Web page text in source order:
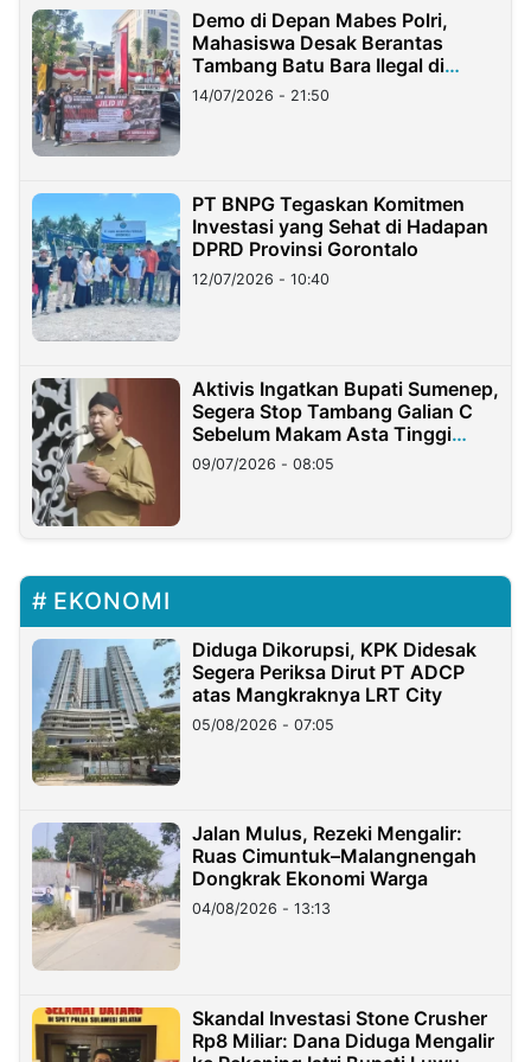
Demo di Depan Mabes Polri,
Mahasiswa Desak Berantas
Tambang Batu Bara Ilegal di
Lampung
14/07/2026 - 21:50
PT BNPG Tegaskan Komitmen
Investasi yang Sehat di Hadapan
DPRD Provinsi Gorontalo
12/07/2026 - 10:40
Aktivis Ingatkan Bupati Sumenep,
Segera Stop Tambang Galian C
Sebelum Makam Asta Tinggi
Longsor
09/07/2026 - 08:05
EKONOMI
Diduga Dikorupsi, KPK Didesak
Segera Periksa Dirut PT ADCP
atas Mangkraknya LRT City
05/08/2026 - 07:05
Jalan Mulus, Rezeki Mengalir:
Ruas Cimuntuk–Malangnengah
Dongkrak Ekonomi Warga
04/08/2026 - 13:13
Skandal Investasi Stone Crusher
Rp8 Miliar: Dana Diduga Mengalir